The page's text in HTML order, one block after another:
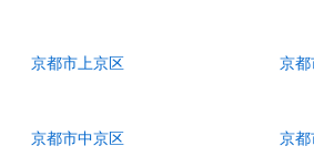
京都市上京区 京
京都市中京区 京